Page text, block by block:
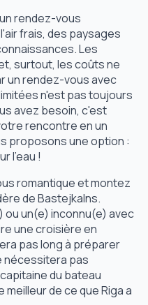
rendez-vous
frais, des paysages
Les
surtout, les coûts ne
un rendez-vous avec
n'est pas toujours
avez besoin, c'est
rencontre en un
proposons une option :
l'eau !
romantique et montez
de Bastejkalns.
un(e) inconnu(e) avec
une croisière en
pas long à préparer
nécessitera pas
du bateau
meilleur de ce que Riga a